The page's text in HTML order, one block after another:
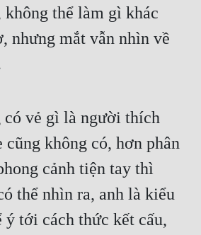
không thể làm gì khác
nhưng mắt vẫn nhìn về
có vẻ gì là người thích
cũng không có, hơn phân
cảnh tiện tay thì
thể nhìn ra, anh là kiểu
ý tới cách thức kết cấu,